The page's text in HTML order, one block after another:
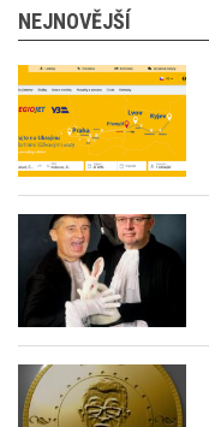
má
plán...
NEJNOVĚJŠÍ